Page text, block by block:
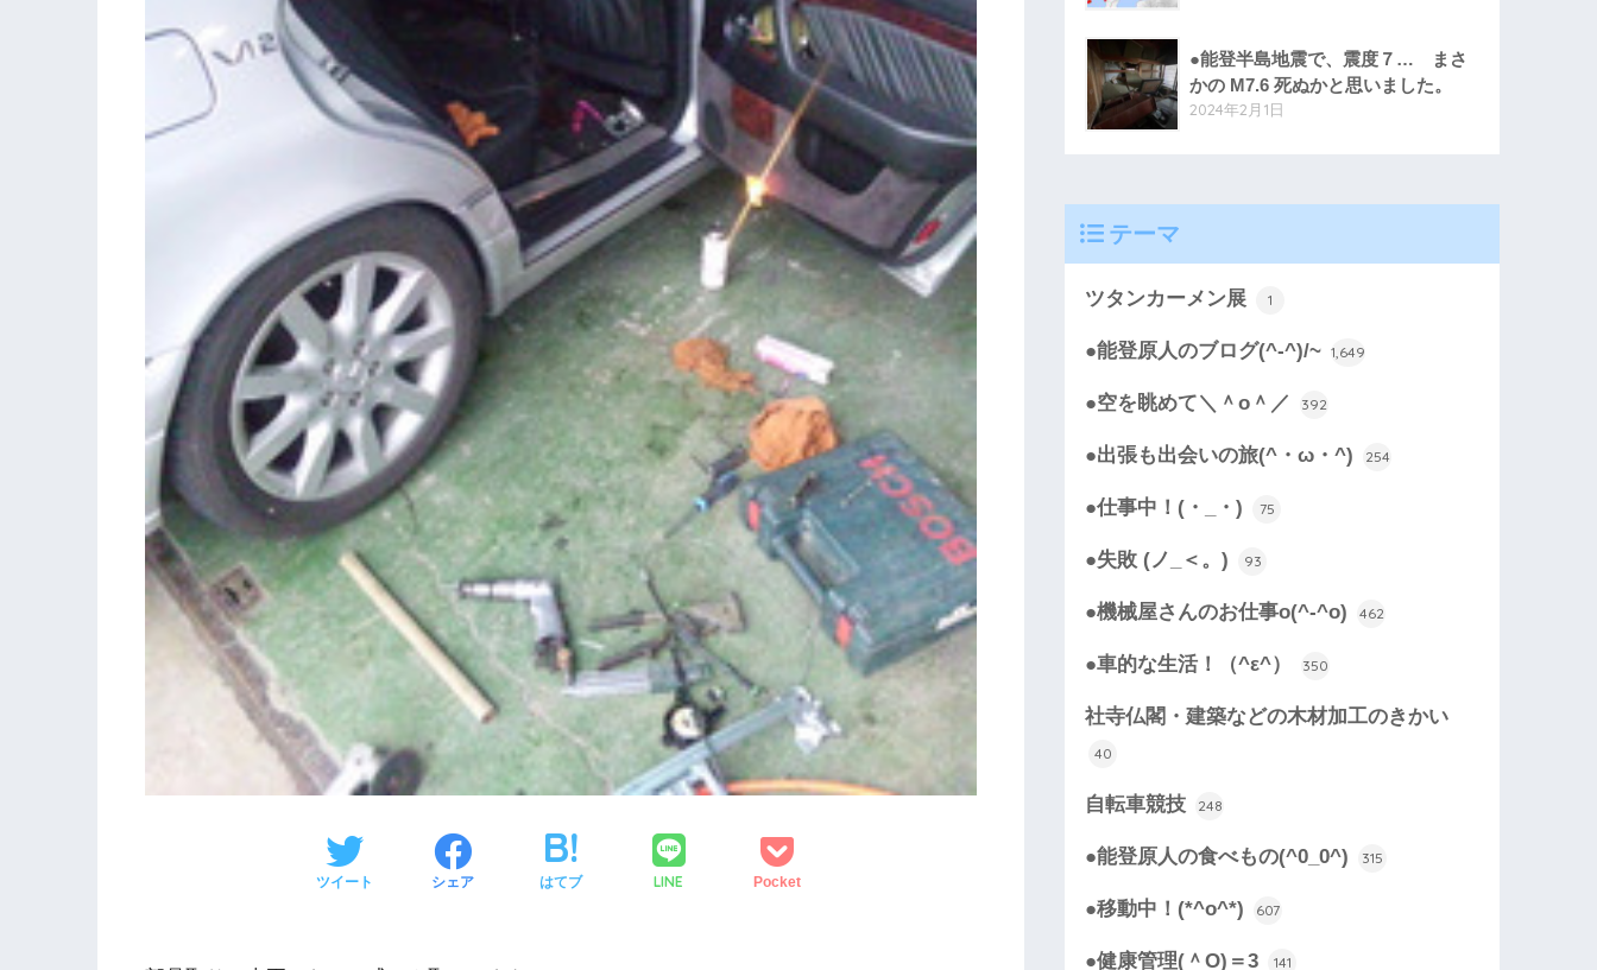
ツイート シェア はてブ LINE Pocket
●能登半島地震で、震度７… まさ
かの M7.6 死ぬかと思いました。
2024年2月1日
テーマ
ツタンカーメン展 1
●能登原人のブログ(^-^)/~ 1,649
●空を眺めて＼＾o＾／ 392
●出張も出会いの旅(^・ω・^) 254
●仕事中！(・_・) 75
●失敗 (ノ_＜。) 93
●機械屋さんのお仕事o(^-^o) 462
●車的な生活！（^ε^） 350
社寺仏閣・建築などの木材加工のきかい
40
自転車競技 248
●能登原人の食べもの(^0_0^) 315
●移動中！(*^o^*) 607
●健康管理(＾O)＝3 141